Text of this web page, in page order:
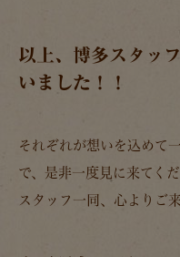
以上、博多スタッ
いました！！
それぞれが想いを込めて
で、是非一度見に来てくだ
スタッフ一同、心よりご